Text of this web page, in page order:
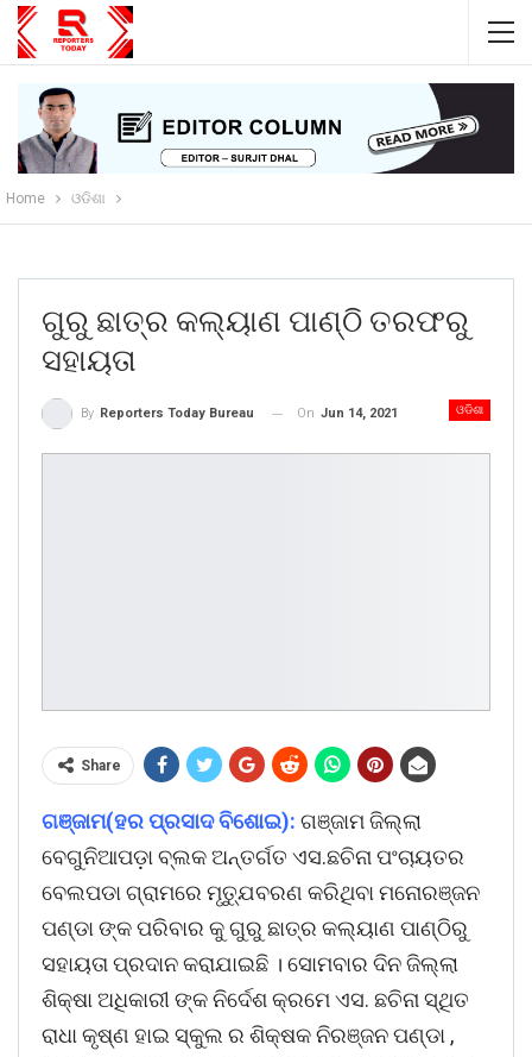
Home ଓଡିଶା
ଗୁରୁ ଛାତ୍ର କଲ୍ୟାଣ ପାଣ୍ଠି ତରଫରୁ
ସହାୟତା
ଓଡିଶା
By Reporters Today Bureau On Jun 14, 2021
Share
ଗଞ୍ଜାମ(ହର ପ୍ରସାଦ ବିଶୋଇ): ଗଞ୍ଜାମ ଜିଲ୍ଲା
ବେଗୁନିଆପଡ଼ା ବ୍ଲକ ଅନ୍ତର୍ଗତ ଏସ.ଛଚିନା ପଂଚାୟତର
ବେଲପଡା ଗ୍ରାମରେ ମୃତ୍ଯୁବରଣ କରିଥିବା ମନୋରଞ୍ଜନ
ପଣ୍ଡା ଙ୍କ ପରିବାର କୁ ଗୁରୁ ଛାତ୍ର କଲ୍ୟାଣ ପାଣ୍ଠିରୁ
ସହାୟତା ପ୍ରଦାନ କରାଯାଇଛି । ସୋମବାର ଦିନ ଜିଲ୍ଲା
ଶିକ୍ଷା ଅଧିକାରୀ ଙ୍କ ନିର୍ଦେଶ କ୍ରମେ ଏସ. ଛଚିନା ସ୍ଥିତ
ରାଧା କୃଷ୍ଣ ହାଇ ସ୍କୁଲ ର ଶିକ୍ଷକ ନିରଞ୍ଜନ ପଣ୍ଡା ,